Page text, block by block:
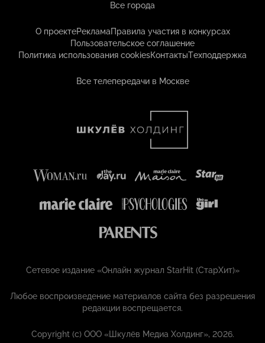
Все города
О проектеРекламаПравила участия в конкурсах
Пользовательское соглашение
Политика использования cookiesКонтактыТехподдержка
Все телепередачи в Москве
Сетевое издание «Онлайн журнал StarHit (СтарХит)»
Любое воспроизведение материалов сайта без разрешения
редакции воспрещается.
Copyright (с) ООО «Шкулёв Медиа Холдинг», 2026.